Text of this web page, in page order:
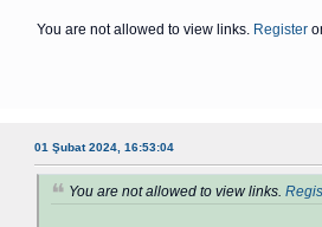
You are not allowed to view links. Register
01 Şubat 2024, 16:53:04
You are not allowed to view links.